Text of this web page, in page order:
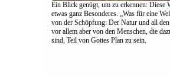
Ein Blick genügt, um zu erkennen: Diese
etwas ganz Besonderes. „Was für eine
von der Schöpfung: Der Natur und all
vor allem aber von den Menschen, die
sind, Teil von Gottes Plan zu sein.